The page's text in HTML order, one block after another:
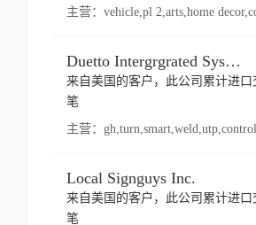
主营：
Duetto Intergrgrated Systems Inc.
来自美国的客户，此公司累计进口
笔
主营：
Local Signguys Inc.
来自美国的客户，此公司累计进口
笔